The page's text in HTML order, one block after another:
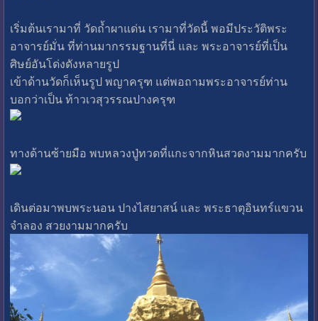
เริ่มต้นเรามาที่ วัดถ้ำผาแด่น เรามาที่วัดนี้ พอมีประวัติพระ
อาจารย์มั่น ที่ท่านมากรรมฐานที่นี่ และ พระอาจารย์ที่เป็น
ศิษย์อันโด่งดังหลายรูป
เข้าด้านวัดก็เห็นรูป พญาครุฑ แต่พอถามพระอาจารย์ท่าน
บอกว่าเป็น ท้าวเวสุวรรณปางครุฑ
ทางด้านซ้ายมือ พบหลวงปู่ทวดที่แกะจากหินสวดงามมากครับ
เดินต่อมาพบพระนอน ปางไสยาสน์ และ พระธาตุอินทร์แขวน
จำลอง สวยงามมากครับ